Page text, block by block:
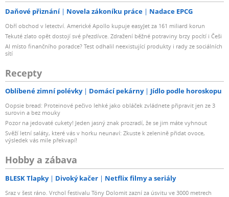
Daňové přiznání Novela zákoníku práce Nadace EPCG
Obří obchod v letectví. Americké Apollo kupuje easyJet za 161 miliard korun
Tekuté zlato opět dostojí své přezdívce. Zdražení běžné potraviny brzy pocítí i Češi
AI místo finančního poradce? Test odhalil neexistující produkty i rady ze sociálních
sítí
Recepty
Oblíbené zimní polévky Domácí pekárny Jídlo podle horoskopu
Oopsie bread: Proteinové pečivo lehké jako obláček zvládnete připravit jen ze 3
surovin a bez mouky
Pozor na jedovaté cukety! Jeden jasný znak prozradí, že se jim máte vyhnout
Svěží letní saláty, které vás v horku neunaví: Zkuste k zelenině přidat ovoce,
výsledek vás mile překvapí!
Hobby a zábava
BLESK Tlapky Divoký kačer Netflix filmy a seriály
Sraz v šest ráno. Vrchol festivalu Tóny Dolomit zazní za úsvitu ve 3000 metrech